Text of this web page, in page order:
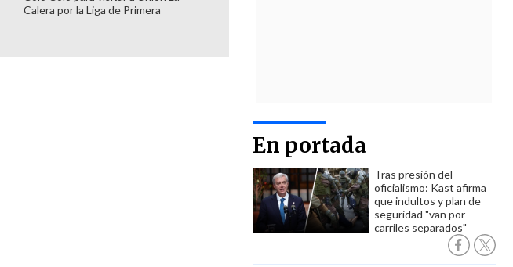
En portada
Tras presión del
oficialismo: Kast afirma
que indultos y plan de
seguridad "van por
carriles separados"
Calera por la Liga de Primera